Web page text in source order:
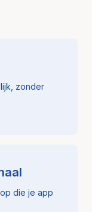
zonder
die je app